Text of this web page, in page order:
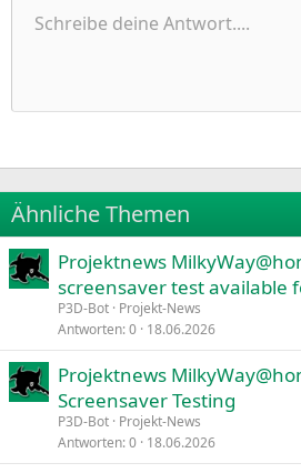
Ungeordnete
Schriftgröße
9
22
26
TextfarbeSchriftfamilie
Arial
Times New Roman
Trebuchet MS
Verdana
Durchgestrichen
Unterstrichen
Inline-Code
AusrichtungLinksbündig
Paragraph format
Normal
Heading 2
ZitatMedienTabelle einfügen
Insert horizontal line
SpoilerCode
Wiederholen
BBCode umschalten
Formatierung entfernen
EntwürfeEntwurf
Schreibe deine Antwort....
Ähnliche Themen
Projektnews
screensaver test available
P3D-Bot Projekt-News
Antworten 0 18.06.2026
Projektnews
Screensaver Testing
P3D-Bot Projekt-News
Antworten 0 18.06.2026